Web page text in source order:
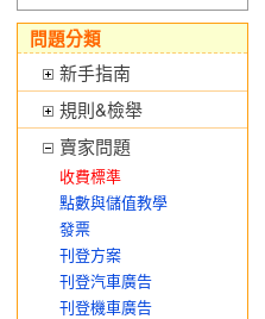
問題分類
新手指南
規則&檢舉
賣家問題
收費標準
點數與儲值教學
發票
刊登方案
刊登汽車廣告
刊登機車廣告